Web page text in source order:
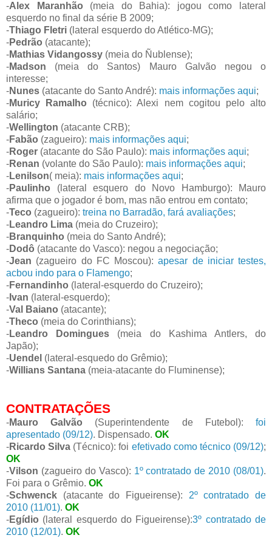
-Alex Maranhão (meia do Bahia): jogou como lateral
esquerdo no final da série B 2009;
-Thiago Fletri (lateral esquerdo do Atlético-MG);
-Pedrão (atacante);
-Mathias Vidangossy (meia do Ñublense);
-Madson (meia do Santos) Mauro Galvão negou o
interesse;
-Nunes (atacante do Santo André): mais informações aqui;
-Muricy Ramalho (técnico): Alexi nem cogitou pelo alto
salário;
-Wellington (atacante CRB);
-Fabão (zagueiro): mais informações aqui;
-Roger (atacante do São Paulo): mais informações aqui;
-Renan (volante do São Paulo): mais informações aqui;
-Lenilson( meia): mais informações aqui;
-Paulinho (lateral esquero do Novo Hamburgo): Mauro
afirma que o jogador é bom, mas não entrou em contato;
-Teco (zagueiro): treina no Barradão, fará avaliações;
-Leandro Lima (meia do Cruzeiro);
-Branquinho (meia do Santo André);
-Dodô (atacante do Vasco): negou a negociação;
-Jean (zagueiro do FC Moscou):apesar de iniciar testes,
acbou indo para o Flamengo;
-Fernandinho (lateral-esquerdo do Cruzeiro);
- Ivan (lateral-esquerdo);
-Val Baiano (atacante);
-Theco (meia do Corinthians);
-Leandro Domingues (meia do Kashima Antlers, do
Japão);
-Uendel (lateral-esquedo do Grêmio);
-Willians Santana (meia-atacante do Fluminense);
CONTRATAÇÕES
-Mauro Galvão (Superintendente de Futebol):foi
apresentado (09/12). Dispensado. OK
-Ricardo Silva (Técnico): foi efetivado como técnico (09/12);
OK
-Vilson (zagueiro do Vasco): 1º contratado de 2010 (08/01).
Foi para o Grêmio. OK
-Schwenck (atacante do Figueirense): 2º contratado de
2010 (11/01). OK
-Egídio (lateral esquerdo do Figueirense):3º contratado de
2010 (12/01). OK